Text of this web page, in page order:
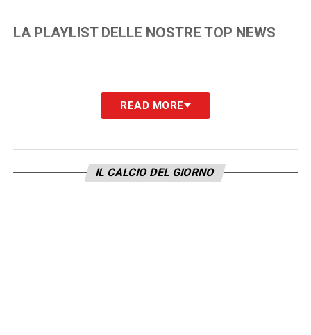
LA PLAYLIST DELLE NOSTRE TOP NEWS
READ MORE
IL CALCIO DEL GIORNO